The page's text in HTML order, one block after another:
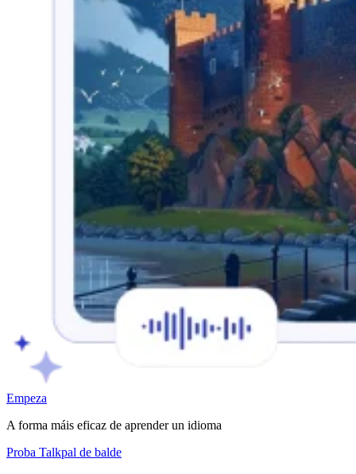
Empeza
A forma máis eficaz de aprender un idioma
Proba Talkpal de balde